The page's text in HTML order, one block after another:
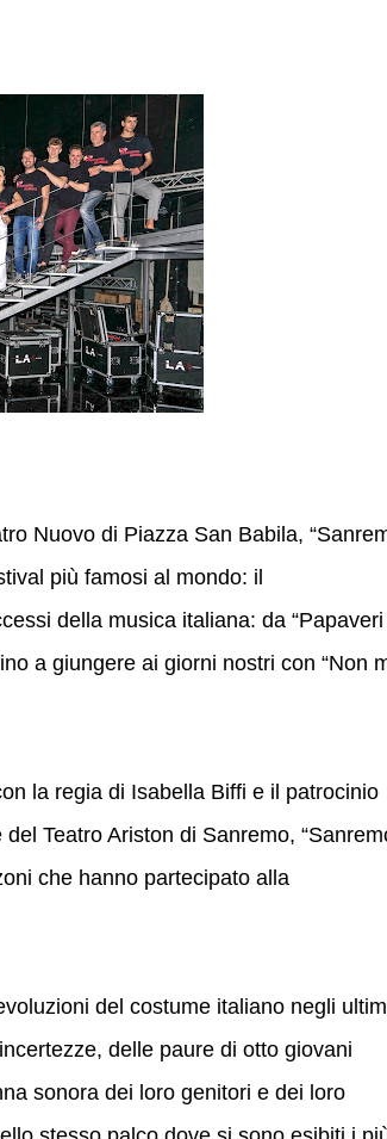
Nuovo di Piazza San Babila,
più famosi al mondo: il
della musica italiana: da
a giungere ai giorni nostri con “Non
la regia di Isabella Biffi e il patrocinio
Teatro Ariston di Sanremo,
che hanno partecipato alla
del costume italiano negli
delle paure di otto giovani
sonora dei loro genitori e dei loro